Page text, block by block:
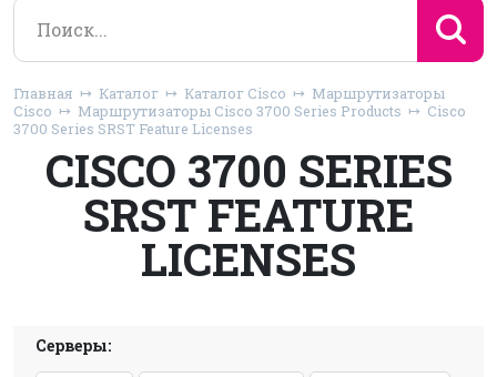
Главная Каталог Каталог Cisco
Маршрутизаторы
Cisco
Маршрутизаторы Cisco 3700 Series Products
Cisco
3700 Series SRST Feature Licenses
CISCO 3700 SERIES
SRST FEATURE
LICENSES
Серверы: